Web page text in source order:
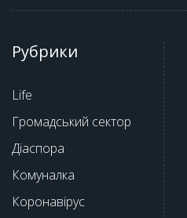
Рубрики
Life
Громадський сектор
Діаспора
Комуналка
Коронавірус